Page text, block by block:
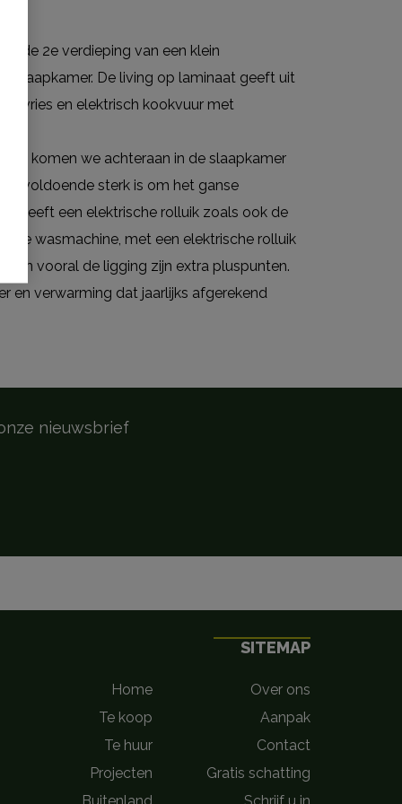
de 2e verdieping van een klein
slaapkamer. De living op laminaat geeft uit
en elektrisch kookvuur met
komen we achteraan in de slaapkamer
voldoende sterk is om het ganse
heeft een elektrische rolluik zoals ook de
de wasmachine, met een elektrische rolluik
en vooral de ligging zijn extra pluspunten.
en verwarming dat jaarlijks afgerekend
nieuwsbrief
SITEMAP
Home
Te koop
Te huur
Projecten
Over ons
Aanpak
Contact
Gratis schatting